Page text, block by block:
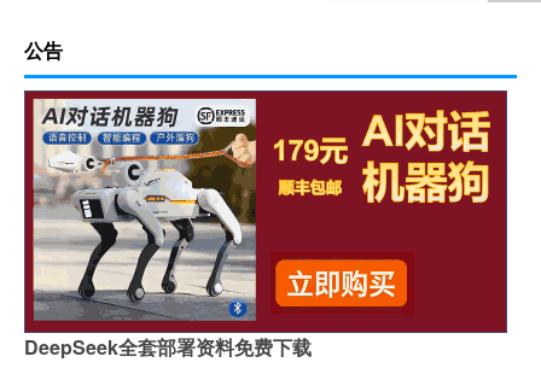
公告
DeepSeek全套部署资料免费下载